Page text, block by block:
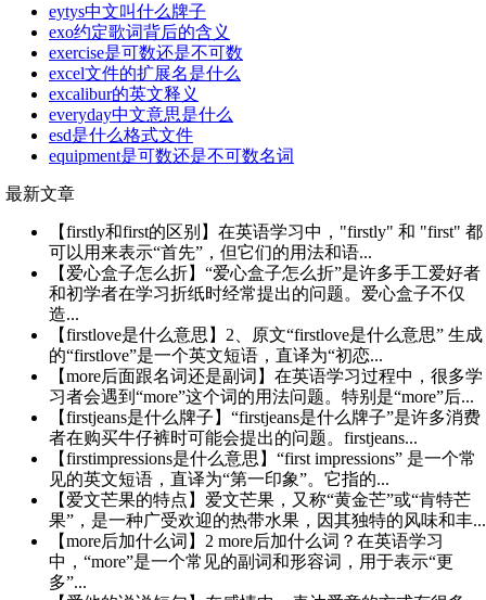
eytys中文叫什么牌子
exo约定歌词背后的含义
exercise是可数还是不可数
excel文件的扩展名是什么
excalibur的英文释义
everyday中文意思是什么
esd是什么格式文件
equipment是可数还是不可数名词
最新文章
【firstly和first的区别】在英语学习中，"firstly" 和 "first" 都
可以用来表示“首先”，但它们的用法和语...
【爱心盒子怎么折】“爱心盒子怎么折”是许多手工爱好者
和初学者在学习折纸时经常提出的问题。爱心盒子不仅
造...
【firstlove是什么意思】2、原文“firstlove是什么意思” 生成
的“firstlove”是一个英文短语，直译为“初恋...
【more后面跟名词还是副词】在英语学习过程中，很多学
习者会遇到“more”这个词的用法问题。特别是“more”后...
【firstjeans是什么牌子】“firstjeans是什么牌子”是许多消费
者在购买牛仔裤时可能会提出的问题。firstjeans...
【firstimpressions是什么意思】“first impressions” 是一个常
见的英文短语，直译为“第一印象”。它指的...
【爱文芒果的特点】爱文芒果，又称“黄金芒”或“肯特芒
果”，是一种广受欢迎的热带水果，因其独特的风味和丰...
【more后加什么词】2 more后加什么词？在英语学习
中，“more”是一个常见的副词和形容词，用于表示“更
多”...